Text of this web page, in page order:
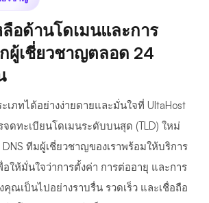
อด้านโดเมนและการ
ผู้เชี่ยวชาญตลอด 24
เภทได้อย่างง่ายดายและมั่นใจที่ UltaHost
ดทะเบียนโดเมนระดับบนสุด (TLD) ใหม่
ทีมผู้เชี่ยวชาญของเราพร้อมให้บริการ
ให้มั่นใจว่าการตั้งค่า การต่ออายุ และการ
ณเป็นไปอย่างราบรื่น รวดเร็ว และเชื่อถือ